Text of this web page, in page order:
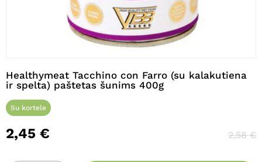
Healthymeat Tacchino con Farro (su kalakutiena
ir spelta) paštetas šunims 400g
Su kortele
2,45 € 2,58€